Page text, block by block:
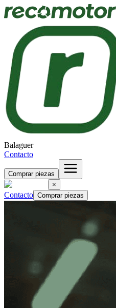
Balaguer
Contacto
Comprar piezas
×
Contacto Comprar piezas